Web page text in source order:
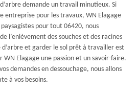
demande un travail minutieux. Si
entreprise pour les travaux, WN Elagage
pour tout 06420, nous
l’enlèvement des souches et des racines
d’arbre et garder le sol prêt à travailler est
Elagage une passion et un savoir-faire.
demandes en dessouchage, nous allons
à vos besoins.